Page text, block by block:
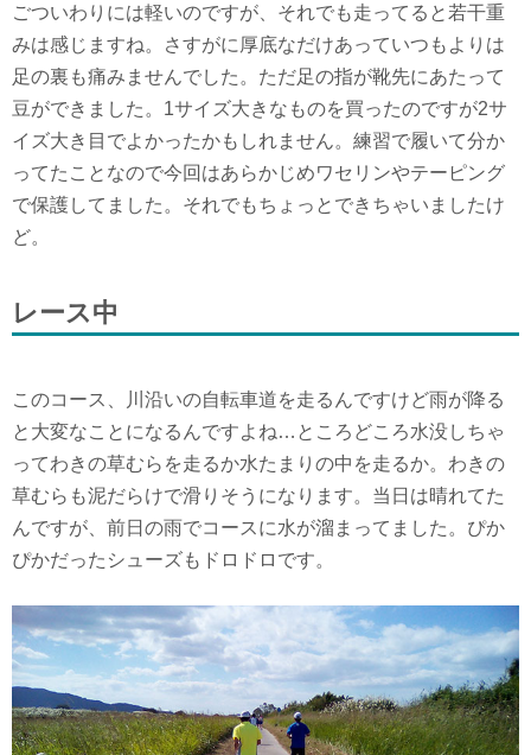
ごついわりには軽いのですが、それでも走ってると若干重
みは感じますね。さすがに厚底なだけあっていつもよりは
足の裏も痛みませんでした。ただ足の指が靴先にあたって
豆ができました。1サイズ大きなものを買ったのですが2サ
イズ大き目でよかったかもしれません。練習で履いて分か
ってたことなので今回はあらかじめワセリンやテーピング
で保護してました。それでもちょっとできちゃいましたけ
ど。
レース中
このコース、川沿いの自転車道を走るんですけど雨が降る
と大変なことになるんですよね…ところどころ水没しちゃ
ってわきの草むらを走るか水たまりの中を走るか。わきの
草むらも泥だらけで滑りそうになります。当日は晴れてた
んですが、前日の雨でコースに水が溜まってました。ぴか
ぴかだったシューズもドロドロです。